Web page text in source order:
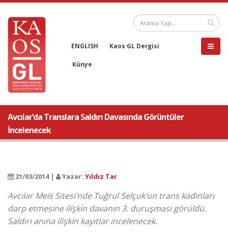
ENGLISH Kaos GL Dergisi
Künye
Avcılar’da Translara Saldırı Davasında Görüntüler
İncelenecek
21/03/2014 | Yazar: Yıldız Tar
Avcılar Meis Sitesi’nde Tuğrul Selçuk’un trans kadınları
darp etmesine ilişkin davanın 3. duruşması görüldü.
Saldırı anına ilişkin kayıtlar incelenecek.